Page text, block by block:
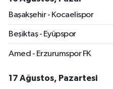
Başakşehir - Kocaelispor
Beşiktaş - Eyüpspor
Amed - Erzurumspor FK
17 Ağustos, Pazartesi